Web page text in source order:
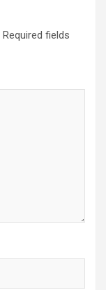
Required fields